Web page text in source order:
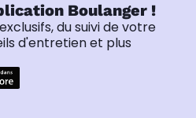
Boulanger !
du suivi de votre
d'entretien et plus